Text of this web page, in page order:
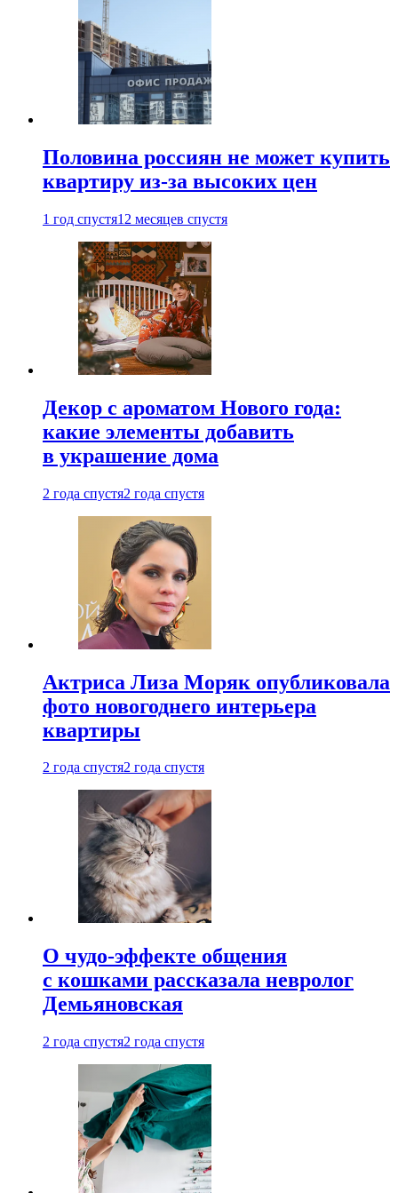
Половина россиян не может купить
квартиру из-за высоких цен
1 год спустя12 месяцев спустя
Декор с ароматом Нового года:
какие элементы добавить
в украшение дома
2 года спустя2 года спустя
Актриса Лиза Моряк опубликовала
фото новогоднего интерьера
квартиры
2 года спустя2 года спустя
О чудо-эффекте общения
с кошками рассказала невролог
Демьяновская
2 года спустя2 года спустя